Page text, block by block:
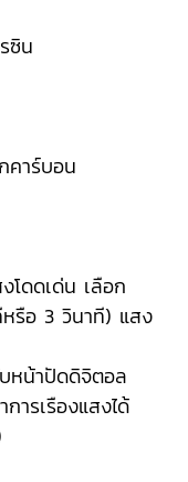
ซิน
คาร์บอน
โดดเด่น เลือก
หรือ 3 วินาที) แสง
หน้าปัดดิจิตอล
การเรืองแสงได้